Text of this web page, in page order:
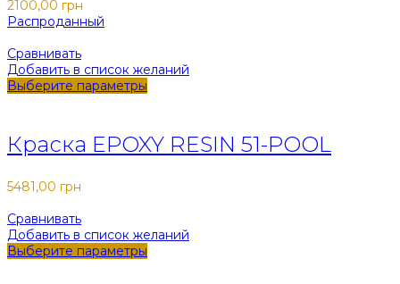
2100,00 грн
Распроданный
Сравнивать
Добавить в список желаний
Выберите параметры
Краска EPOXY RESIN 51-POOL
5481,00 грн
Сравнивать
Добавить в список желаний
Выберите параметры